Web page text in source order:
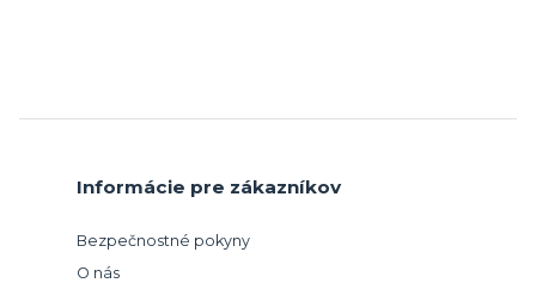
Informácie pre zákazníkov
Bezpečnostné pokyny
O nás